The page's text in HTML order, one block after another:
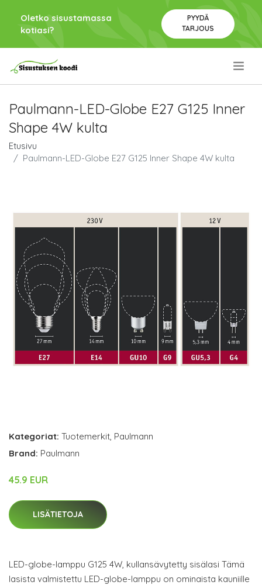
Oletko sisustamassa
kotiasi?
PYYDÄ
TARJOUS
Paulmann-LED-Globe E27 G125 Inner
Shape 4W kulta
Etusivu
Paulmann-LED-Globe E27 G125 Inner Shape 4W kulta
Kategoriat: Tuotemerkit, Paulmann
Brand: Paulmann
45.9 EUR
LISÄTIETOJA
LED-globe-lamppu G125 4W, kullansävytetty sisälasi Tämä
lasista valmistettu LED-globe-lamppu on ominaista kauniille